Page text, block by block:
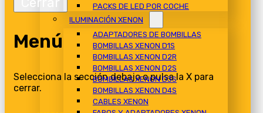
PACKS DE LED POR COCHE
ILUMINACIÓN XENON
ADAPTADORES DE BOMBILLAS
BOMBILLAS XENON D1S
BOMBILLAS XENON D2R
BOMBILLAS XENON D2S
BOMBILLAS XENON D3S
BOMBILLAS XENON D4S
CABLES XENON
Menú
Selecciona la sección debajo o pulsa la X para
cerrar.